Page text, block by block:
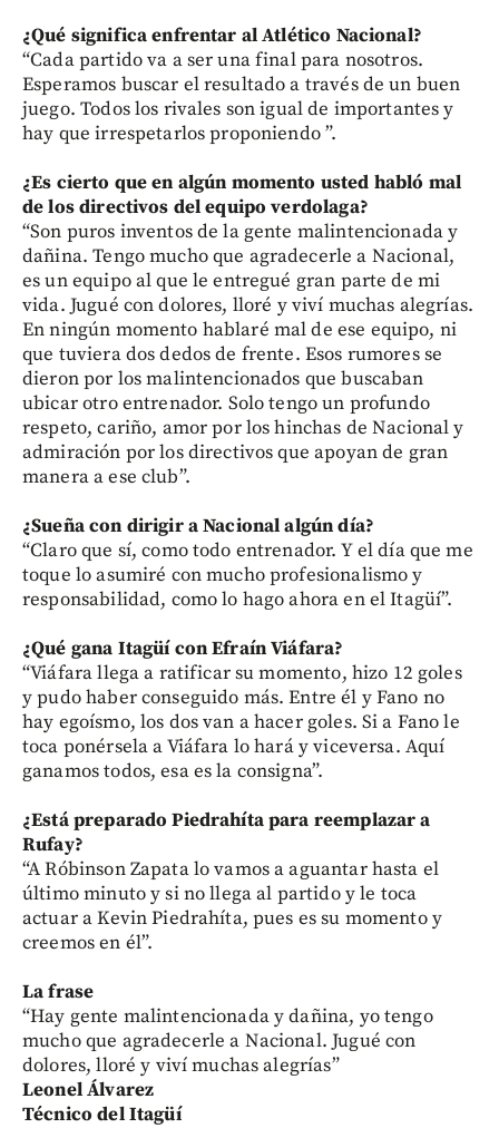
¿Qué significa enfrentar al Atlético Nacional?
“Cada partido va a ser una final para nosotros.
Esperamos buscar el resultado a través de un buen
juego. Todos los rivales son igual de importantes y
hay que irrespetarlos proponiendo ”.
¿Es cierto que en algún momento usted habló mal
de los directivos del equipo verdolaga?
“Son puros inventos de la gente malintencionada y
dañina. Tengo mucho que agradecerle a Nacional,
es un equipo al que le entregué gran parte de mi
vida. Jugué con dolores, lloré y viví muchas alegrías.
En ningún momento hablaré mal de ese equipo, ni
que tuviera dos dedos de frente. Esos rumores se
dieron por los malintencionados que buscaban
ubicar otro entrenador. Solo tengo un profundo
respeto, cariño, amor por los hinchas de Nacional y
admiración por los directivos que apoyan de gran
manera a ese club”.
¿Sueña con dirigir a Nacional algún día?
“Claro que sí, como todo entrenador. Y el día que me
toque lo asumiré con mucho profesionalismo y
responsabilidad, como lo hago ahora en el Itagüí”.
¿Qué gana Itagüí con Efraín Viáfara?
“Viáfara llega a ratificar su momento, hizo 12 goles
y pudo haber conseguido más. Entre él y Fano no
hay egoísmo, los dos van a hacer goles. Si a Fano le
toca ponérsela a Viáfara lo hará y viceversa. Aquí
ganamos todos, esa es la consigna”.
¿Está preparado Piedrahíta para reemplazar a
Rufay?
“A Róbinson Zapata lo vamos a aguantar hasta el
último minuto y si no llega al partido y le toca
actuar a Kevin Piedrahíta, pues es su momento y
creemos en él”.
La frase
“Hay gente malintencionada y dañina, yo tengo
mucho que agradecerle a Nacional. Jugué con
dolores, lloré y viví muchas alegrías”
Leonel Álvarez
Técnico del Itagüí